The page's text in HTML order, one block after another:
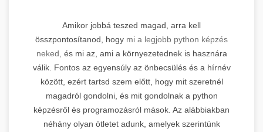
Amikor jobbá teszed magad, arra kell
összpontosítanod, hogy mi a legjobb python képzés
neked, és mi az, ami a környezetednek is hasznára
válik. Fontos az egyensúly az önbecsülés és a hírnév
között, ezért tartsd szem előtt, hogy mit szeretnél
magadról gondolni, és mit gondolnak a python
képzésről és programozásról mások. Az alábbiakban
néhány olyan ötletet adunk, amelyek szerintünk